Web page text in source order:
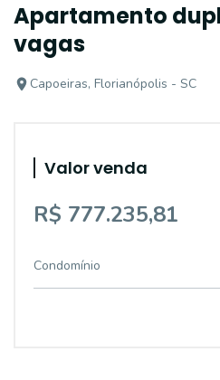
Apartamento
vagas
Capoeiras, Florianópolis - SC
Valor venda
R$ 777.235,81
Condomínio